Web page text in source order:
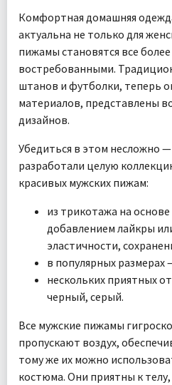
Ткань:
Доставка:
Комфортная домашняя
актуальна не только для
пижамы становятся все
востребованными.
штанов и футболки, теперь
материалов, представлены
дизайнов.
Убедиться в этом несложно
разработали целую
красивых мужских пижам:
из трикотажа на основе
добавлением лайкры
эластичности,
в популярных размерах
нескольких приятных
черный, серый.
Все мужские пижамы
пропускают воздух,
тому же их можно
костюма. Они приятны к